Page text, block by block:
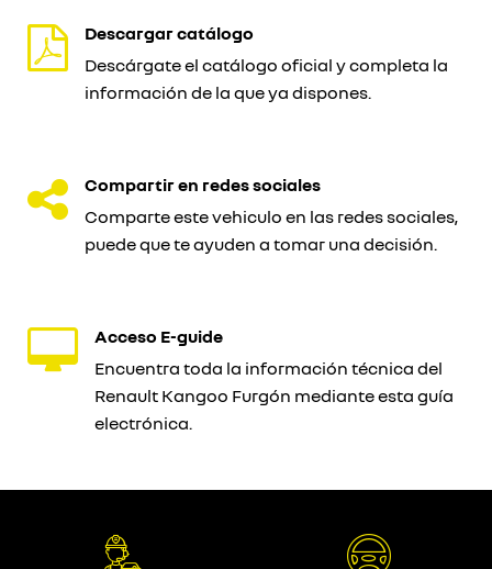
Descargar catálogo
Descárgate el catálogo oficial y completa la
información de la que ya dispones.
Compartir en redes sociales
Comparte este vehiculo en las redes sociales,
puede que te ayuden a tomar una decisión.
Acceso E-guide
Encuentra toda la información técnica del
Renault Kangoo Furgón mediante esta guía
electrónica.